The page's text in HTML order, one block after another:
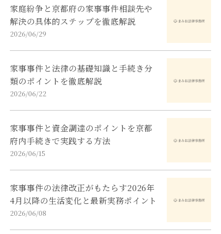
家庭紛争と京都府の家事事件相談先や
解決の具体的ステップを徹底解説
2026/06/29
家事事件と法律の基礎知識と手続き分
類のポイントを徹底解説
2026/06/22
家事事件と資金調達のポイントを京都
府内手続きで実践する方法
2026/06/15
家事事件の法律改正がもたらす2026年
4月以降の生活変化と最新実務ポイント
2026/06/08